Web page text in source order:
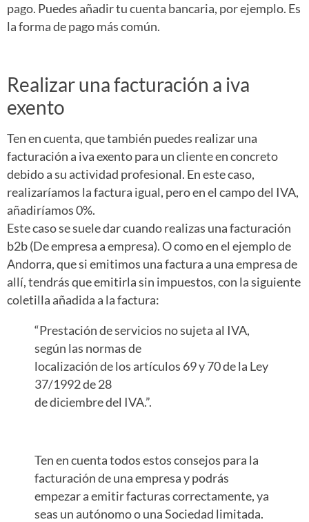
pago. Puedes añadir tu cuenta bancaria, por ejemplo. Es
la forma de pago más común.
Realizar una facturación a iva
exento
Ten en cuenta, que también puedes realizar una
facturación a iva exento para un cliente en concreto
debido a su actividad profesional. En este caso,
realizaríamos la factura igual, pero en el campo del IVA,
añadiríamos 0%.
Este caso se suele dar cuando realizas una facturación
b2b (De empresa a empresa). O como en el ejemplo de
Andorra, que si emitimos una factura a una empresa de
allí, tendrás que emitirla sin impuestos, con la siguiente
coletilla añadida a la factura:
“Prestación de servicios no sujeta al IVA,
según las normas de
localización de los artículos 69 y 70 de la Ley
37/1992 de 28
de diciembre del IVA.”.
Ten en cuenta todos estos consejos para la
facturación de una empresa y podrás
empezar a emitir facturas correctamente, ya
seas un autónomo o una Sociedad limitada.